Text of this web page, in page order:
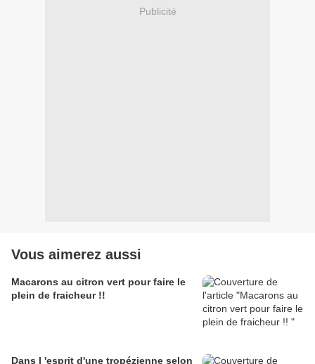
Publicité
Vous aimerez aussi
Macarons au citron vert pour faire le
plein de fraicheur !!
Dans l 'esprit d'une tropézienne selon